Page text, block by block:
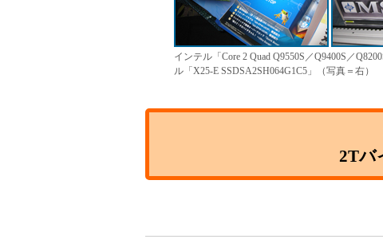
インテル「Core 2 Quad Q9550S／Q9400S／
ル「X25-E SSDSA2SH064G1C5」（写真＝右）
2Tバ